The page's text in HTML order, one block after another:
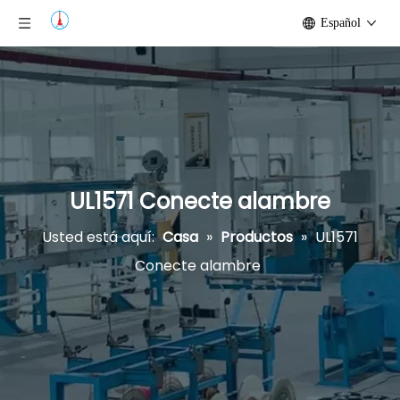
Español
UL1571 Conecte alambre
Usted está aquí: Casa » Productos » UL1571
Conecte alambre